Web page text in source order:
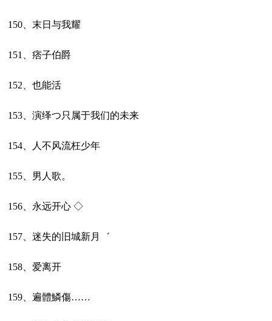
150、末日与我耀
151、痞子伯爵
152、也能活
153、演绎つ只属于我们的未来
154、人不风流枉少年
155、男人歌。
156、永远开心 ◇
157、迷失的旧城新月゛
158、爱离开
159、遍體鱗傷……